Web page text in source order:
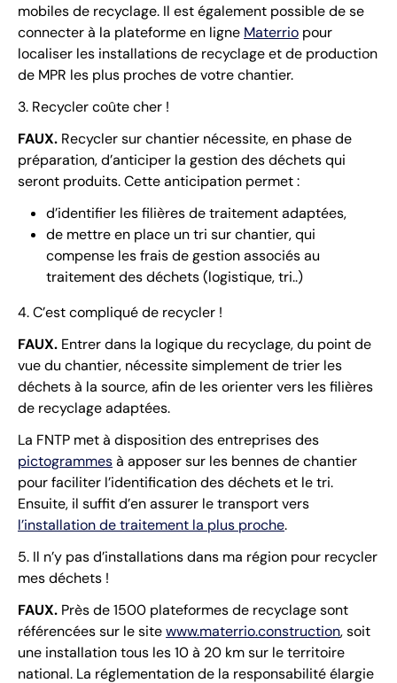
mobiles de recyclage. Il est également possible de se
connecter à la plateforme en ligne Materrio pour
localiser les installations de recyclage et de production
de MPR les plus proches de votre chantier.
3. Recycler coûte cher !
FAUX. Recycler sur chantier nécessite, en phase de
préparation, d’anticiper la gestion des déchets qui
seront produits. Cette anticipation permet :
d’identifier les filières de traitement adaptées,
de mettre en place un tri sur chantier, qui
compense les frais de gestion associés au
traitement des déchets (logistique, tri..)
4. C’est compliqué de recycler !
FAUX. Entrer dans la logique du recyclage, du point de
vue du chantier, nécessite simplement de trier les
déchets à la source, afin de les orienter vers les filières
de recyclage adaptées.
La FNTP met à disposition des entreprises des
pictogrammesà apposer sur les bennes de chantier
pour faciliter l’identification des déchets et le tri.
Ensuite, il suffit d’en assurer le transport vers
l’installation de traitement la plus proche.
5. Il n’y pas d’installations dans ma région pour recycler
mes déchets !
FAUX. Près de 1500 plateformes de recyclage sont
référencées sur le sitewww.materrio.construction, soit
une installation tous les 10 à 20 km sur le territoire
national. La réglementation de la responsabilité élargie